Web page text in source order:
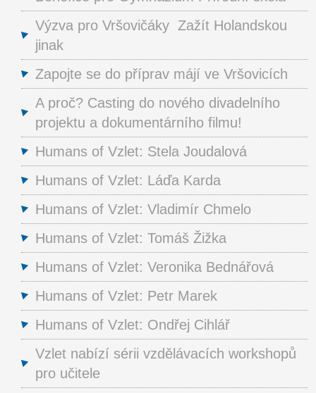
Výzva pro Vršovičáky Zažít Holandskou
jinak
Zapojte se do příprav májí ve Vršovicích
A proč? Casting do nového divadelního
projektu a dokumentárního filmu!
Humans of Vzlet: Stela Joudalová
Humans of Vzlet: Láďa Karda
Humans of Vzlet: Vladimír Chmelo
Humans of Vzlet: Tomáš Žižka
Humans of Vzlet: Veronika Bednářová
Humans of Vzlet: Petr Marek
Humans of Vzlet: Ondřej Cihlář
Vzlet nabízí sérii vzdělávacích workshopů
pro učitele